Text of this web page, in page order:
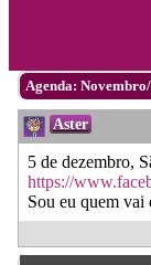
Agenda:
Aster
5 de dezembro,
https://
Sou eu quem vai